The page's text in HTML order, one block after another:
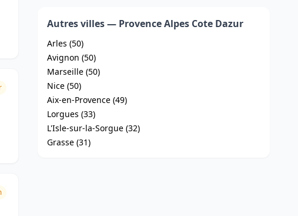
Autres villes — Provence Alpes Cote Dazur
Arles (50)
Avignon (50)
Marseille (50)
Nice (50)
Aix-en-Provence (49)
Lorgues (33)
L'Isle-sur-la-Sorgue (32)
Grasse (31)